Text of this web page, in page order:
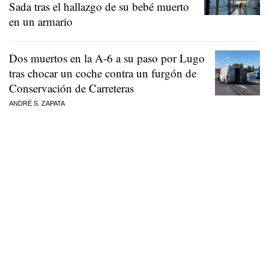
Sada tras el hallazgo de su bebé muerto
en un armario
Dos muertos en la A-6 a su paso por Lugo
tras chocar un coche contra un furgón de
Conservación de Carreteras
ANDRÉ S. ZAPATA